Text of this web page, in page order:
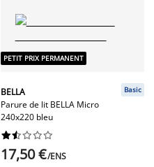
PETIT PRIX PERMANENT
BELLA
Parure de lit BELLA Micro
240x220 bleu
Basic






17,50 €/ENS